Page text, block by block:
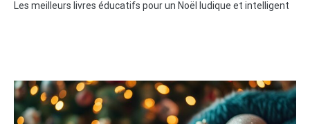
Les meilleurs livres éducatifs pour un Noël ludique et intelligent